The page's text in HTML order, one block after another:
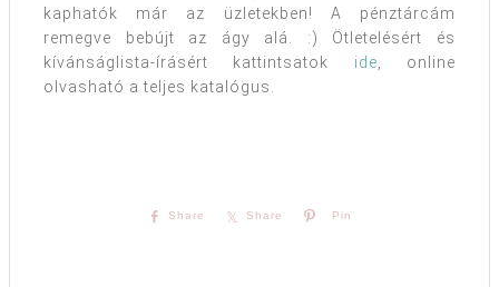
kaphatók már az üzletekben! A pénztárcám
remegve bebújt az ágy alá. :) Ötletelésért és
kívánságlista-írásért kattintsatok ide, online
olvasható a teljes katalógus.
Share Share Pin